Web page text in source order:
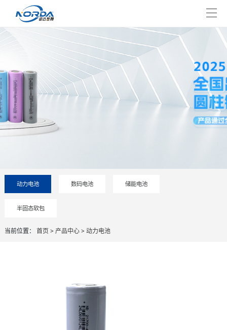
动力电池 数码电池 储能电池
半固态软包
当前位置： 首页>产品中心>动力电池